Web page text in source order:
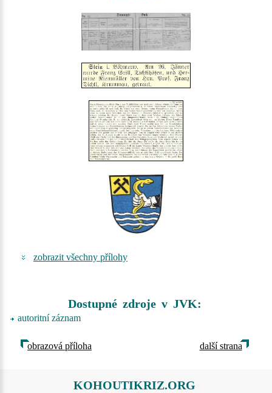
zobrazit všechny přílohy
Dostupné zdroje v JVK:
autoritní záznam
obrazová příloha další strana
KOHOUTIKRIZ.ORG